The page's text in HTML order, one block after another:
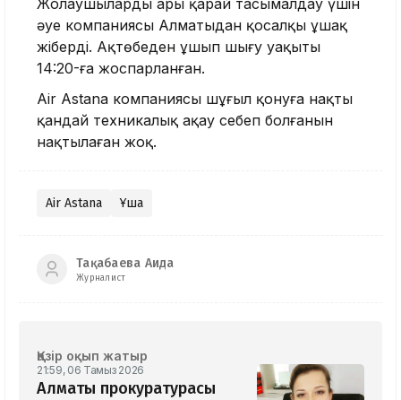
Жолаушыларды ары қарай тасымалдау үшін
әуе компаниясы Алматыдан қосалқы ұшақ
жіберді. Ақтөбеден ұшып шығу уақыты
14:20-ға жоспарланған.
Air Astana компаниясы шұғыл қонуға нақты
қандай техникалық ақау себеп болғанын
нақтылаған жоқ.
Air Astana Ұшақ
Тақабаева Аида
Журналист
Қазір оқып жатыр
21:59, 06 Тамыз 2026
Алматы прокуратурасы